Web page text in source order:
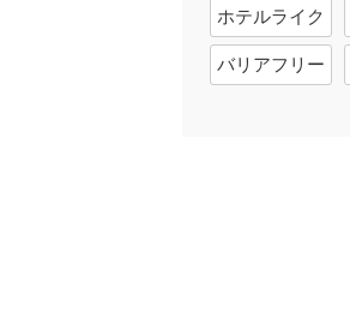
ホテルライク
バリアフリー